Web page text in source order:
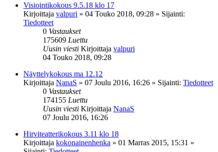
Visiointikokous 9.5.18 klo 17
Kirjoittaja valpuri » 04 Touko 2018, 09:28 » Sijainti:
Tiedotteet
0 Vastaukset
175609 Luettu
Uusin viesti Kirjoittaja valpuri
04 Touko 2018, 09:28
Näyttelykokous ma 12.12
Kirjoittaja NanaS » 07 Joulu 2016, 16:26 » Sijainti: Tiedotteet
0 Vastaukset
174155 Luettu
Uusin viesti Kirjoittaja NanaS
07 Joulu 2016, 16:26
Hirviteatterikokous 3.11 klo 18
Kirjoittaja kokonainenhenka » 01 Marras 2015, 15:31 »